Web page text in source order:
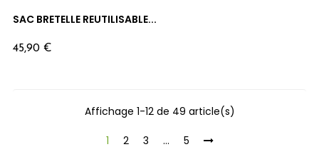
SAC BRETELLE REUTILISABLE...
Prix
45,90 €
Affichage 1-12 de 49 article(s)
1 2 3 … 5